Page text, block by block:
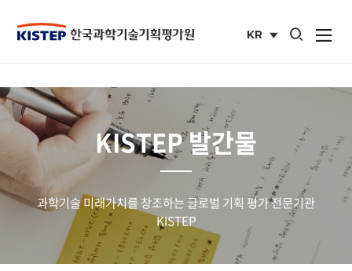
KR
통합검색 열기
사이트맵
KISTEP 발간물
과학기술 미래가치를 창조하는 글로벌 기획 평가 전문기관
KISTEP